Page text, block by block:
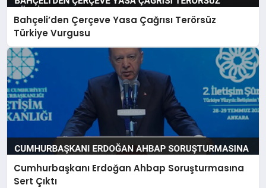
Bahçeli’den Çerçeve Yasa Çağrısı Terörsüz
Türkiye Vurgusu
Cumhurbaşkanı Erdoğan Ahbap Soruşturmasına
Sert Çıktı